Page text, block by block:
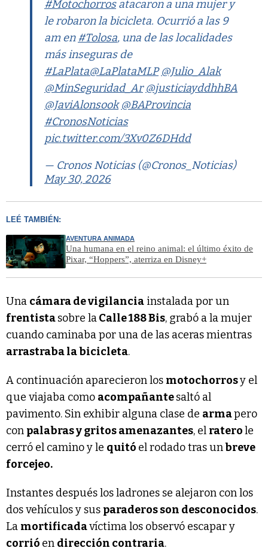
#Motochorrosatacaron a una mujer y
le robaron la bicicleta. Ocurrió a las 9
am en #Tolosa, una de las localidades
más inseguras de
#LaPlata@LaPlataMLP @Julio_Alak
@MinSeguridad_Ar @justiciayddhhBA
@JaviAlonsook @BAProvincia
#CronosNoticias
pic.twitter.com/3Xv0Z6DHdd
— Cronos Noticias (@Cronos_Noticias)
May 30, 2026
LEÉ TAMBIÉN:
AVENTURA ANIMADA
Una humana en el reino animal: el último éxito de
Pixar, “Hoppers”, aterriza en Disney+
Una cámara de vigilancia instalada por un
frentistasobre laCalle 188 Bis, grabó a la mujer
cuando caminaba por una de las aceras mientras
arrastraba la bicicleta.
A continuación aparecieron los motochorrosy el
que viajaba como acompañantesaltó al
pavimento. Sin exhibir alguna clase de armapero
con palabras y gritos amenazantes, el raterole
cerró el camino y le quitó el rodado tras unbreve
forcejeo.
Instantes después los ladrones se alejaron con los
dos vehículos y sus paraderos son desconocidos.
La mortificadavíctima los observó escapar y
corrió en dirección contraria.